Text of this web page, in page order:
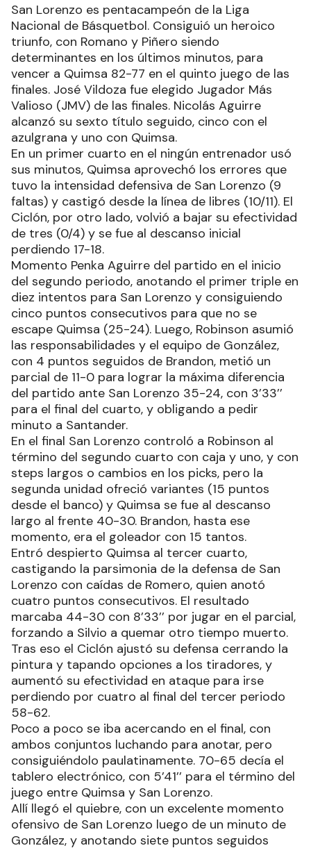
San Lorenzo es pentacampeón de la Liga
Nacional de Básquetbol. Consiguió un heroico
triunfo, con Romano y Piñero siendo
determinantes en los últimos minutos, para
vencer a Quimsa 82-77 en el quinto juego de las
finales. José Vildoza fue elegido Jugador Más
Valioso (JMV) de las finales. Nicolás Aguirre
alcanzó su sexto título seguido, cinco con el
azulgrana y uno con Quimsa.
En un primer cuarto en el ningún entrenador usó
sus minutos, Quimsa aprovechó los errores que
tuvo la intensidad defensiva de San Lorenzo (9
faltas) y castigó desde la línea de libres (10/11). El
Ciclón, por otro lado, volvió a bajar su efectividad
de tres (0/4) y se fue al descanso inicial
perdiendo 17-18.
Momento Penka Aguirre del partido en el inicio
del segundo periodo, anotando el primer triple en
diez intentos para San Lorenzo y consiguiendo
cinco puntos consecutivos para que no se
escape Quimsa (25-24). Luego, Robinson asumió
las responsabilidades y el equipo de González,
con 4 puntos seguidos de Brandon, metió un
parcial de 11-0 para lograr la máxima diferencia
del partido ante San Lorenzo 35-24, con 3’33’’
para el final del cuarto, y obligando a pedir
minuto a Santander.
En el final San Lorenzo controló a Robinson al
término del segundo cuarto con caja y uno, y con
steps largos o cambios en los picks, pero la
segunda unidad ofreció variantes (15 puntos
desde el banco) y Quimsa se fue al descanso
largo al frente 40-30. Brandon, hasta ese
momento, era el goleador con 15 tantos.
Entró despierto Quimsa al tercer cuarto,
castigando la parsimonia de la defensa de San
Lorenzo con caídas de Romero, quien anotó
cuatro puntos consecutivos. El resultado
marcaba 44-30 con 8’33’’ por jugar en el parcial,
forzando a Silvio a quemar otro tiempo muerto.
Tras eso el Ciclón ajustó su defensa cerrando la
pintura y tapando opciones a los tiradores, y
aumentó su efectividad en ataque para irse
perdiendo por cuatro al final del tercer periodo
58-62.
Poco a poco se iba acercando en el final, con
ambos conjuntos luchando para anotar, pero
consiguiéndolo paulatinamente. 70-65 decía el
tablero electrónico, con 5’41’’ para el término del
juego entre Quimsa y San Lorenzo.
Allí llegó el quiebre, con un excelente momento
ofensivo de San Lorenzo luego de un minuto de
González, y anotando siete puntos seguidos